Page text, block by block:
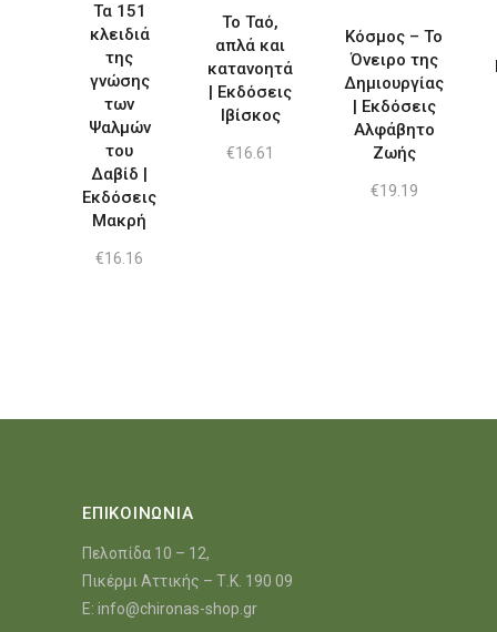
Τα 151
κλειδιά
της
γνώσης
των
Ψαλμών
του
Δαβίδ |
Εκδόσεις
Μακρή
€16.16
Το Ταό,
απλά και
κατανοητά
| Εκδόσεις
Ιβίσκος
€16.61
Κόσμος – Το
Όνειρο της
Δημιουργίας
| Εκδόσεις
Αλφάβητο
Ζωής
€19.19
ΕΠΙΚΟΙΝΩΝΙΑ
Πελοπίδα 10 – 12,
Πικέρμι Αττικής – Τ.Κ. 190 09
E: info@chironas-shop.gr